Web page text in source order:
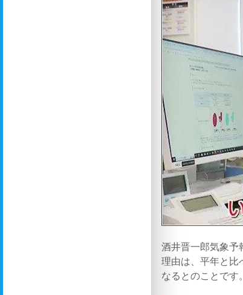
酒井晋一郎気象予
理由は、平年と比
なるとのことです。